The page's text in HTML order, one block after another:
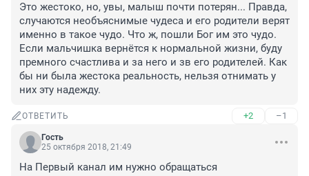
Это жестоко, но, увы, малыш почти потерян... Правда,
случаются необъяснимые чудеса и его родители верят
именно в такое чудо. Что ж, пошли Бог им это чудо.
Если мальчишка вернётся к нормальной жизни, буду
премного счастлива и за него и зв его родителей. Как
бы ни была жестока реальность, нельзя отнимать у
них эту надежду.
ОТВЕТИТЬ +2 –1
Гость
25 октября 2018, 21:49
На Первый канал им нужно обращаться